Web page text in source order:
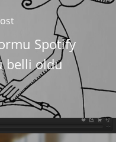
Spotify
belli oldu